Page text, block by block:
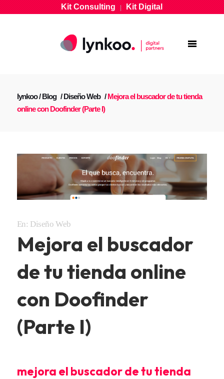
Kit Consulting|Kit Digital
lynkoo/Blog /Diseño Web /Mejora el buscador de tu tienda
online con Doofinder (Parte I)
En: Diseño Web
Mejora el buscador
de tu tienda online
con Doofinder
(Parte I)
mejora el buscador de tu tienda